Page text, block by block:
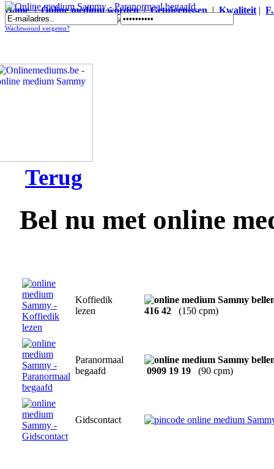
Home|Online medium worden|Getuigenissen|Kwaliteit |
Online medium Sammy - Paranormaal begaafd
Wachtwoord vergeten?
Terug
Bel nu met online
Koffiedik
lezen
416 42 (150 cpm)
Paranormaal
begaafd
0909 19 19 (90 cpm)
Gidscontact